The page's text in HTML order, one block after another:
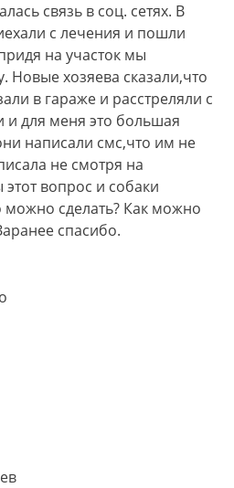
связь в соц. сетях. В
с лечения и пошли
на участок мы
Новые хозяева сказали,что
в гараже и расстреляли с
для меня это большая
написали смс,что им не
не смотря на
вопрос и собаки
сделать? Как можно
спасибо.